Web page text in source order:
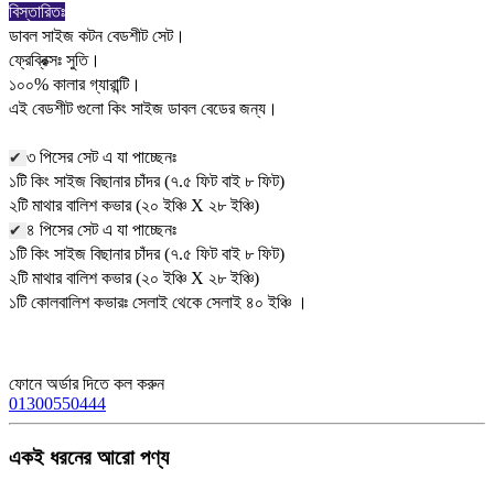
বিস্তারিতঃ
ডাবল সাইজ কটন বেডশীট সেট।
ফ্রেব্রিক্সঃ সুতি।
১০০% কালার গ্যারান্টি।
এই বেডশীট গুলো কিং সাইজ ডাবল বেডের জন্য।
✔ ৩ পিসের সেট এ যা পাচ্ছেনঃ
১টি কিং সাইজ বিছানার চাঁদর (৭.৫ ফিট বাই ৮ ফিট)
২টি মাথার বালিশ কভার (২০ ইঞ্চি X ২৮ ইঞ্চি)
✔ ৪ পিসের সেট এ যা পাচ্ছেনঃ
১টি কিং সাইজ বিছানার চাঁদর (৭.৫ ফিট বাই ৮ ফিট)
২টি মাথার বালিশ কভার (২০ ইঞ্চি X ২৮ ইঞ্চি)
১টি কোলবালিশ কভারঃ সেলাই থেকে সেলাই ৪০ ইঞ্চি ।
ফোনে অর্ডার দিতে কল করুন
01300550444
একই ধরনের আরো পণ্য